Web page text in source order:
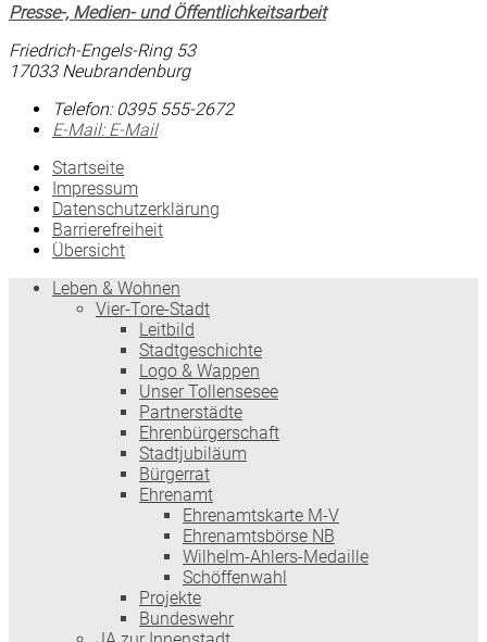
Presse-, Medien- und Öffentlichkeitsarbeit
Friedrich-Engels-Ring 53
17033 Neubrandenburg
Telefon:0395 555-2672
E-Mail: E-Mail
Startseite
Impressum
Datenschutzerklärung
Barrierefreiheit
Übersicht
Leben & Wohnen
Vier-Tore-Stadt
Leitbild
Stadtgeschichte
Logo & Wappen
Unser Tollensesee
Partnerstädte
Ehrenbürgerschaft
Stadtjubiläum
Bürgerrat
Ehrenamt
Ehrenamtskarte M-V
Ehrenamtsbörse NB
Wilhelm-Ahlers-Medaille
Schöffenwahl
Projekte
Bundeswehr